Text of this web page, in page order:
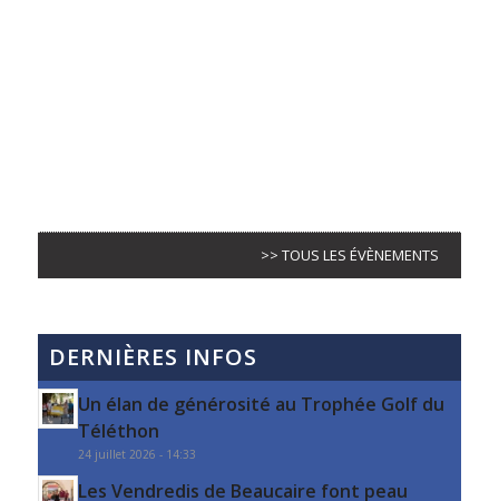
>> TOUS LES ÉVÈNEMENTS
DERNIÈRES INFOS
Un élan de générosité au Trophée Golf du
Téléthon
24 juillet 2026 - 14:33
Les Vendredis de Beaucaire font peau